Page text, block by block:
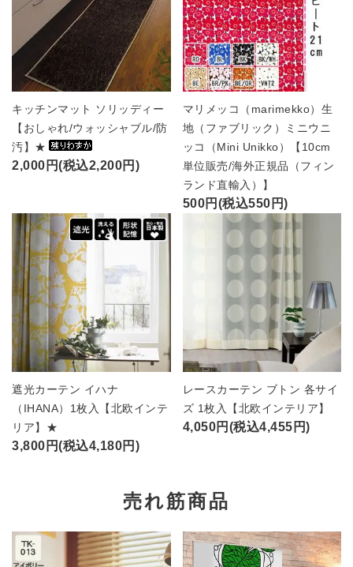
キッチンマット ソリッディー
【おしゃれ/ウォッシャブル/防
汚】★
2,000円(税込2,200円)
マリメッコ（marimekko）生
地（ファブリック）ミニウニ
ッコ（Mini Unikko）【10cm
単位販売/海外正規品（フィン
ランド直輸入）】
500円(税込550円)
遮光カーテン イハナ
（IHANA）1枚入【北欧インテ
リア】★
3,800円(税込4,180円)
レースカーテン ブトン 各サイ
ズ 1枚入【北欧インテリア】
4,050円(税込4,455円)
売れ筋商品